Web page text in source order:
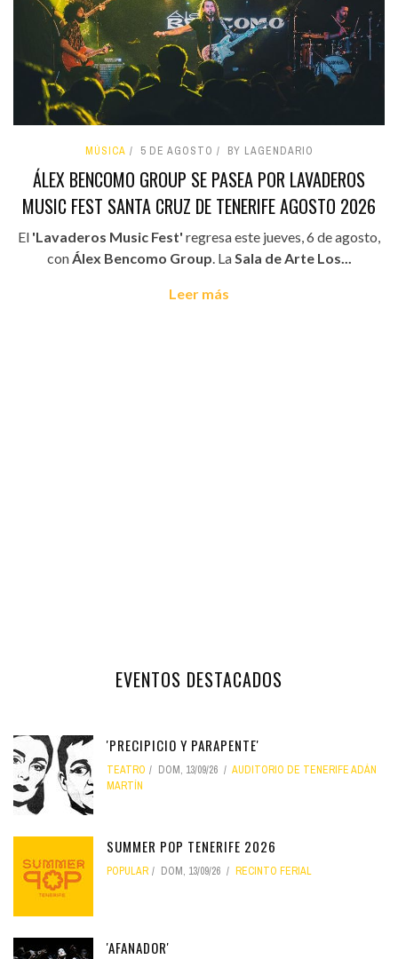
MÚSICA 5 DE AGOSTO BY LAGENDARIO
ÁLEX BENCOMO GROUP SE PASEA POR LAVADEROS
MUSIC FEST SANTA CRUZ DE TENERIFE AGOSTO 2026
El 'Lavaderos Music Fest' regresa este jueves, 6 de agosto,
conÁlex Bencomo Group. LaSala de Arte Los...
Leer más
EVENTOS DESTACADOS
'PRECIPICIO Y PARAPENTE'
TEATRO DOM, 13/09/26
AUDITORIO DE TENERIFE ADÁN
MARTÍN
SUMMER POP TENERIFE 2026
POPULAR DOM, 13/09/26 RECINTO FERIAL
'AFANADOR'